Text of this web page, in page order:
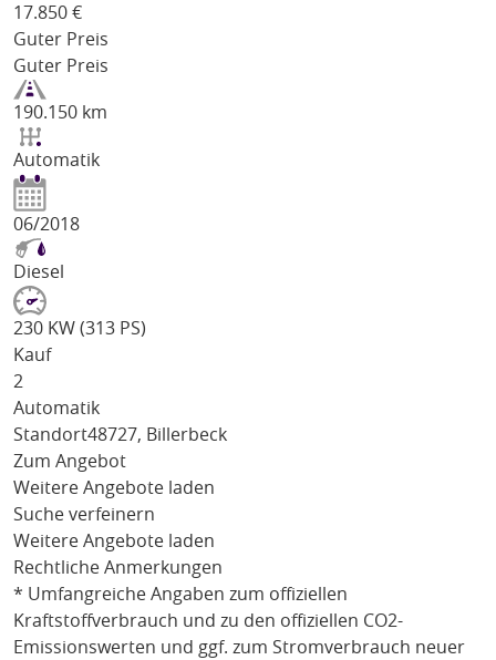
17.850 €
Guter Preis
Guter Preis
190.150 km
Automatik
06/2018
Diesel
230 KW (313 PS)
Kauf
2
Automatik
Standort48727, Billerbeck
Zum Angebot
Weitere Angebote laden
Suche verfeinern
Weitere Angebote laden
Rechtliche Anmerkungen
* Umfangreiche Angaben zum offiziellen
Kraftstoffverbrauch und zu den offiziellen CO2-
Emissionswerten und ggf. zum Stromverbrauch neuer